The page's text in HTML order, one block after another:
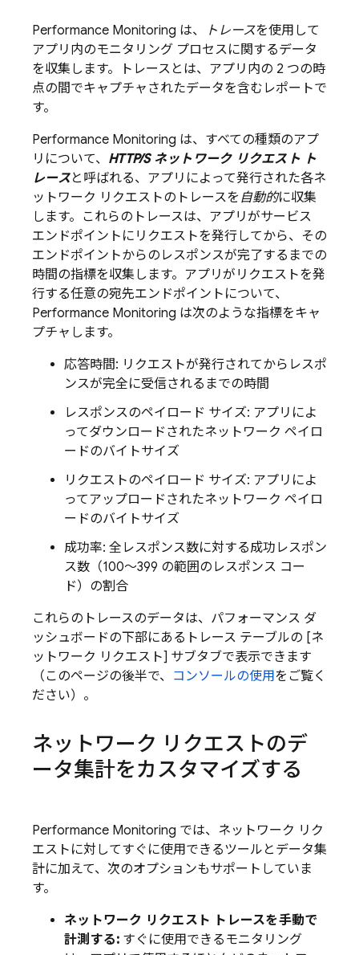
Performance Monitoring は、 トレースを使用して
アプリ内のモニタリング プロセスに関するデータ
を収集します。トレースとは、アプリ内の 2 つの時
点の間でキャプチャされたデータを含むレポートで
す。
Performance Monitoring は、すべての種類のアプ
リについて、 HTTP/S ネットワーク リクエスト ト
レースと呼ばれる、アプリによって発行された各ネ
ットワーク リクエストのトレースを 自動的に収集
します。これらのトレースは、アプリがサービス
エンドポイントにリクエストを発行してから、その
エンドポイントからのレスポンスが完了するまでの
時間の指標を収集します。アプリがリクエストを発
行する任意の宛先エンドポイントについて、
Performance Monitoring は次のような指標をキャ
プチャします。
応答時間: リクエストが発行されてからレスポ
ンスが完全に受信されるまでの時間
レスポンスのペイロード サイズ: アプリによ
ってダウンロードされたネットワーク ペイロ
ードのバイトサイズ
リクエストのペイロード サイズ: アプリによ
ってアップロードされたネットワーク ペイロ
ードのバイトサイズ
成功率: 全レスポンス数に対する成功レスポン
ス数（100～399 の範囲のレスポンス コー
ド）の割合
これらのトレースのデータは、パフォーマンス ダ
ッシュボードの下部にあるトレース テーブルの [ネ
ットワーク リクエスト] サブタブで表示できます
（このページの後半で、 コンソールの使用をご覧く
ださい）。
ネットワーク リクエストのデ
ータ集計をカスタマイズする
Performance Monitoring では、ネットワーク リク
エストに対してすぐに使用できるツールとデータ集
計に加えて、次のオプションもサポートしていま
す。
ネットワーク リクエスト トレースを手動で
計測する: すぐに使用できるモニタリング